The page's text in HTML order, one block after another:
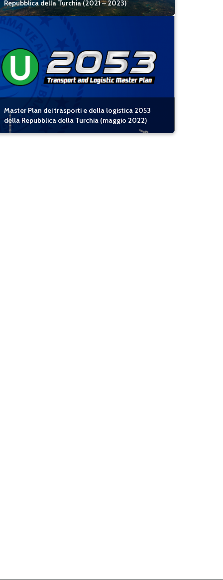
Repubblica della Turchia (2021 – 2023)
Master Plan dei trasporti e della logistica 2053
della Repubblica della Turchia (maggio 2022)